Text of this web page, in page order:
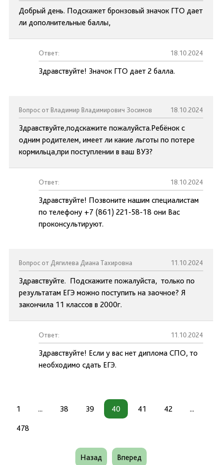
Добрый день. Подскажет бронзовый значок ГТО дает
ли дополнительные баллы,
Ответ: 18.10.2024
Здравствуйте! Значок ГТО дает 2 балла.
Вопрос от Владимир Владимирович Зосимов 18.10.2024
Здравствуйте,подскажите пожалуйста.Ребёнок с
одним родителем, имеет ли какие льготы по потере
кормильца,при поступлении в ваш ВУЗ?
Ответ: 18.10.2024
Здравствуйте! Позвоните нашим специалистам
по телефону +7 (861) 221-58-18 они Вас
проконсультируют.
Вопрос от Дягилева Диана Тахировна 11.10.2024
Здравствуйте. Подскажите пожалуйста, только по
результатам ЕГЭ можно поступить на заочное? Я
закончила 11 классов в 2000г.
Ответ: 11.10.2024
Здравствуйте! Если у вас нет диплома СПО, то
необходимо сдать ЕГЭ.
1 ... 38 39 40 41 42 ...
478
Назад Вперед